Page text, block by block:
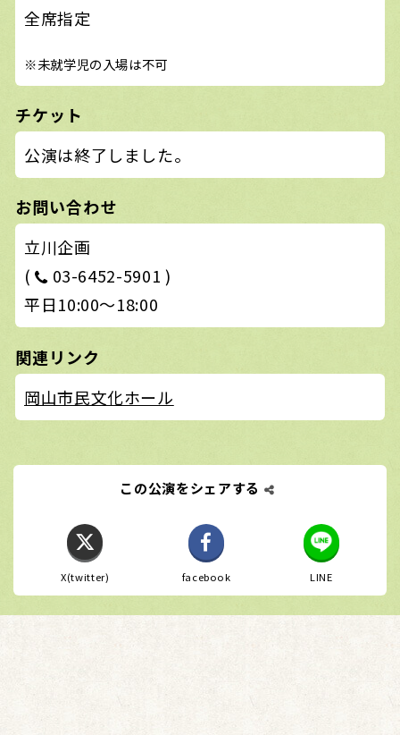
全席指定
※未就学児の入場は不可
チケット
公演は終了しました。
お問い合わせ
立川企画
( 03-6452-5901 )
平日10:00〜18:00
関連リンク
岡山市民文化ホール
この公演をシェアする
X(twitter) facebook LINE